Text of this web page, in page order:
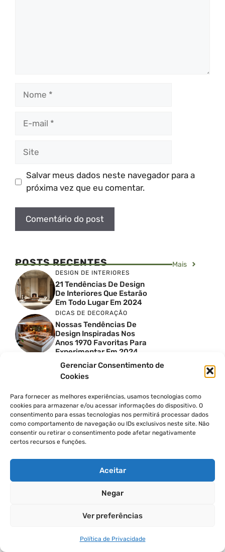
Gerenciar Consentimento de
Cookies
Para fornecer as melhores experiências, usamos tecnologias como
cookies para armazenar e/ou acessar informações do dispositivo. O
consentimento para essas tecnologias nos permitirá processar dados
como comportamento de navegação ou IDs exclusivos neste site. Não
consentir ou retirar o consentimento pode afetar negativamente
certos recursos e funções.
Aceitar
Negar
Ver preferências
Política de Privacidade
Salvar meus dados neste navegador para a
próxima vez que eu comentar.
POSTS RECENTES Mais
DESIGN DE INTERIORES
21 Tendências De Design
De Interiores Que Estarão
Em Todo Lugar Em 2024
DICAS DE DECORAÇÃO
Nossas Tendências De
Design Inspiradas Nos
Anos 1970 Favoritas Para
Experimentar Em 2024
DESIGN DE INTERIORES
Estas São As Maiores
Tendências De Azulejos
Texturas, Layouts
Inovadores E Muito Mais
DESIGN DE INTERIORES
Tendências De Design De
Cozinhas Escandinavas
DESIGN DE INTERIORES
40 Ideias Sofisticadas De
Chuveiros De Caminhar
Que Transbordam Estilo
DESIGN DE INTERIORES
10 Ideias De Cortinas Para
A Sala De Estar Que
Instantaneamente O Seu